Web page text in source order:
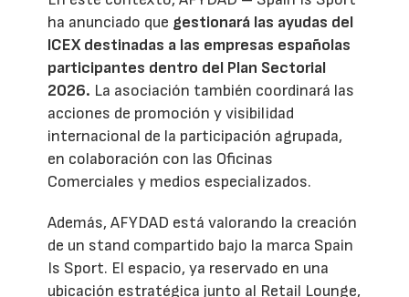
ha anunciado que gestionará las ayudas del
ICEX destinadas a las empresas españolas
participantes dentro del Plan Sectorial
2026. La asociación también coordinará las
acciones de promoción y visibilidad
internacional de la participación agrupada,
en colaboración con las Oficinas
Comerciales y medios especializados.
Además, AFYDAD está valorando la creación
de un stand compartido bajo la marca Spain
Is Sport. El espacio, ya reservado en una
ubicación estratégica junto al Retail Lounge,